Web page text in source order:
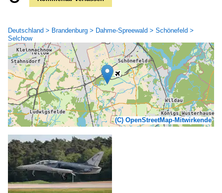
Deutschland > Brandenburg > Dahme-Spreewald > Schönefeld >
Selchow
(C) OpenStreetMap-Mitwirkende